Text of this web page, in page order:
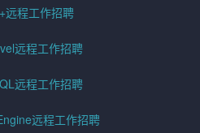
远程工作招聘
远程工作招聘
远程工作招聘
远程工作招聘